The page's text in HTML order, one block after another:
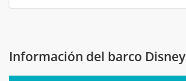
Información del barco